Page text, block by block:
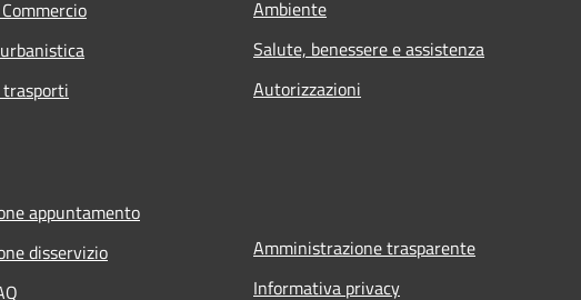
Ambiente
Salute, benessere e assistenza
Autorizzazioni
appuntamento
disservizio
Amministrazione trasparente
Informativa privacy